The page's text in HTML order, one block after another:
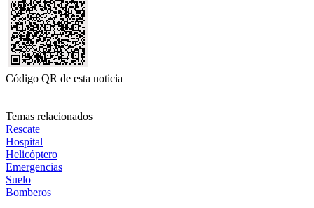
Código QR de esta noticia
Temas relacionados
Rescate
Hospital
Helicóptero
Emergencias
Suelo
Bomberos